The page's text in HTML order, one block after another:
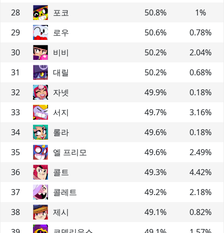
28 포코 50.8% 1%
29
로우 50.6% 0.78%
30
비비 50.2% 2.04%
31
대릴 50.2% 0.68%
32
자넷 49.9% 0.18%
33
서지 49.7% 3.16%
34
롤라 49.6% 0.18%
35
엘 프리모 49.6% 2.49%
36
콜트 49.3% 4.42%
37
콜레트 49.2% 2.18%
38
제시 49.1% 0.82%